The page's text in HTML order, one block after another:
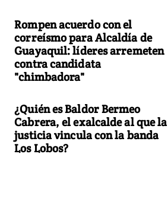
Rompen acuerdo con el
correísmo para Alcaldía de
Guayaquil: líderes arremeten
contra candidata
"chimbadora"
¿Quién es Baldor Bermeo
Cabrera, el exalcalde al que la
justicia vincula con la banda
Los Lobos?